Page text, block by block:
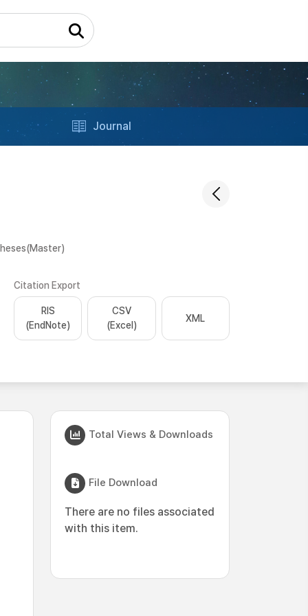
Journal
Citation Export
RIS
(EndNote)
CSV
(Excel)
XML
Total Views & Downloads
File Download
There are no files associated
with this item.